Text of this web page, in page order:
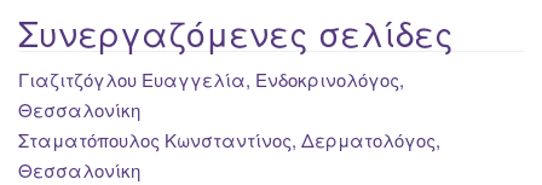
Συνεργαζόμενες σελίδες
Γιαζιτζόγλου Ευαγγελία, Ενδοκρινολόγος,
Θεσσαλονίκη
Σταματόπουλος Κωνσταντίνος, Δερματολόγος,
Θεσσαλονίκη